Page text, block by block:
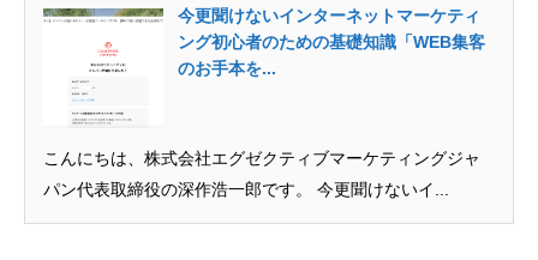
今更聞けないインターネットマーケティ
ング初心者のための基礎知識「WEB集客
のお手本を...
こんにちは、株式会社エグゼクティブマーケティングジャ
パン代表取締役の深作浩一郎です。 今更聞けないイ...